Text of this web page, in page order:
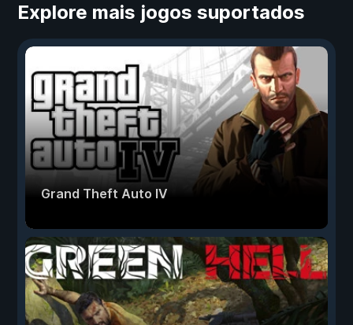
Explore mais jogos suportados
Grand Theft Auto IV